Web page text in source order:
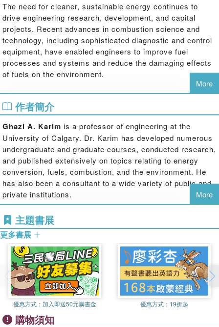
The need for cleaner, sustainable energy continues to
drive engineering research, development, and capital
projects. Recent advances in combustion science and
technology, including sophisticated diagnostic and control
equipment, have enabled engineers to improve fuel
processes and systems and reduce the damaging effects
of fuels on the environment.
With an emphasis on how fuels and combustion impact
economic and environmental interests,
and the Environmentoffers an up-to-date and balanced
overview of the whole field of fuel science and technology.
Accessible to undergraduate and graduate students as
well as practicing engineers, the text focuses on energy
supplies, fuel efficiency, and environmental challenges.
Using relatively simple language, the book explores the
composition and combustion characteristics of a wide
range of fuels becoming available worldwide. It examines
the dependence on combustion devices for the exploitation
of various fuel resources for producing heat and power as
well as the need to increase the efficiency of energy
production and use. The text also addresses the negative
impact on the environment from fuel-consuming devices
and activities associated with fuel and energy
applications, exploring measures/equipment to control
emissions and improve the performance of burners and
fuel-consuming appliances.
More
作者簡介
Ghazi A. Karim is a professor of engineering at the
University of Calgary. Dr. Karim has developed numerous
undergraduate and graduate courses, conducted research,
and published extensively on topics relating to energy
conversion, fuels, combustion, and the environment. He
has also been a consultant to a wide variety of public and
private institutions.
More
主題書展
更多書展
優惠方式： 加入即送50元購書金 優惠方式： 19折起
購物須知